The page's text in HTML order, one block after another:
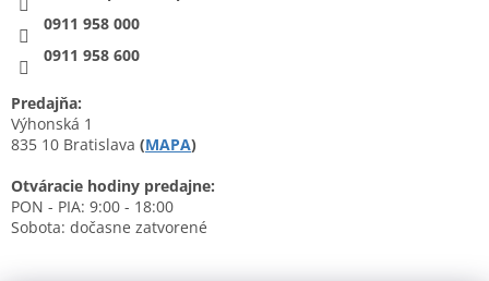
0911 958 000
0911 958 600
Predajňa:
Výhonská 1
835 10 Bratislava (MAPA)
Otváracie hodiny predajne:
PON - PIA: 9:00 - 18:00
Sobota: dočasne zatvorené